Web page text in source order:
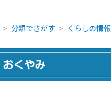
分類でさがす くらしの情報
おくやみ